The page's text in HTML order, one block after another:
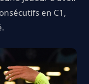
en C1,